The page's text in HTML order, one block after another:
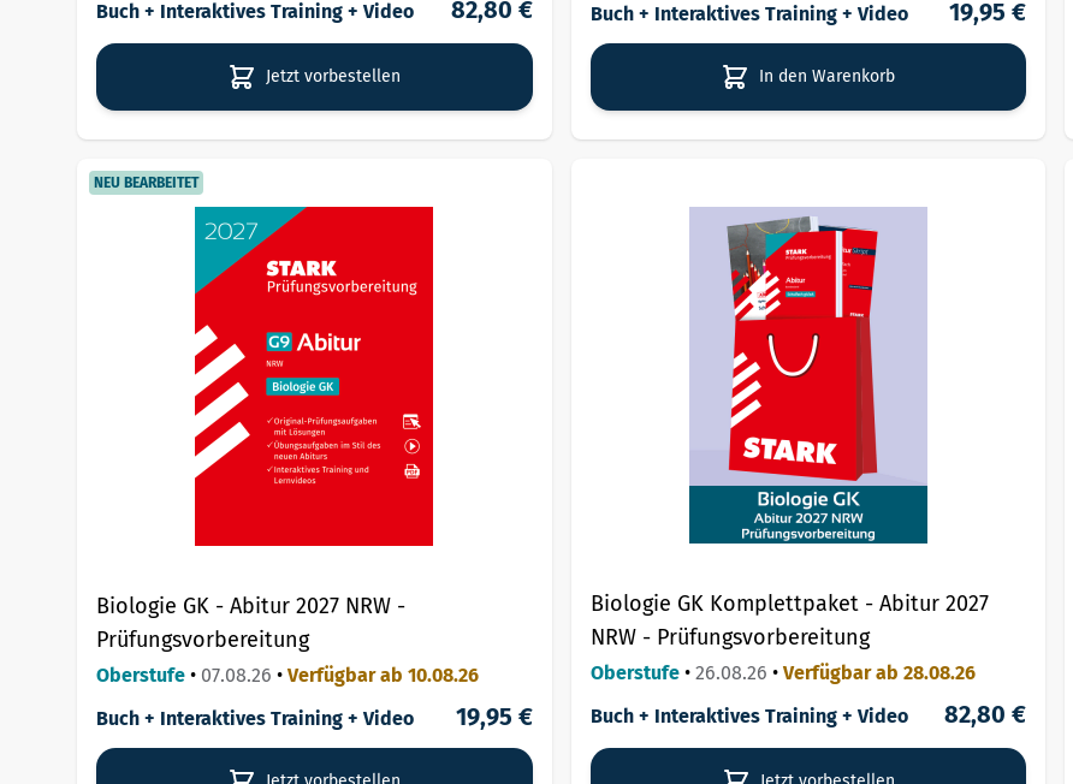
Buch + Interaktives Training + Video
82,80 €
Jetzt vorbestellen
Buch + Interaktives Training + Video
19,95 €
In den Warenkorb
NEU BEARBEITET
Biologie GK - Abitur 2027 NRW -
Prüfungsvorbereitung
Oberstufe • 07.08.26 • Verfügbar ab 10.08.26
Buch + Interaktives Training + Video
19,95 €
Biologie GK Komplettpaket - Abitur 2027
NRW - Prüfungsvorbereitung
Oberstufe• 26.08.26 • Verfügbar ab 28.08.26
Buch + Interaktives Training + Video
82,80 €